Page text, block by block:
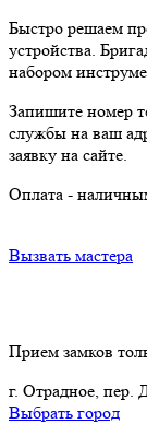
Быстро решаем
устройства.
набором
Запишите номер
службы на ваш
заявку на сайте.
Оплата -
Вызвать мастера
Прием замков
г. Отрадное, пер.
Выбрать город